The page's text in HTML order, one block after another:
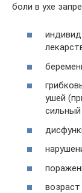
боли в ухе
ушей
возраст